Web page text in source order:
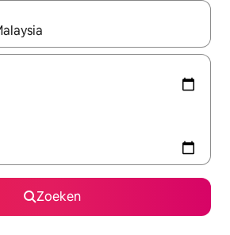
beschikbaar zijn, maak je een keuze
Zoeken